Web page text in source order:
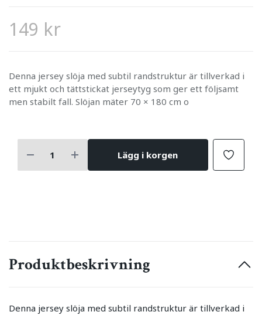
149 kr
Denna jersey slöja med subtil randstruktur är tillverkad i
ett mjukt och tättstickat jerseytyg som ger ett följsamt
men stabilt fall. Slöjan mäter 70 × 180 cm o
Lägg i korgen
Produktbeskrivning
Denna jersey slöja med subtil randstruktur är tillverkad i